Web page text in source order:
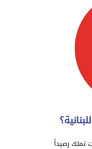
تملك رصيداً